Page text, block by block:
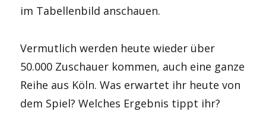
im Tabellenbild anschauen.
Vermutlich werden heute wieder über
50.000 Zuschauer kommen, auch eine ganze
Reihe aus Köln. Was erwartet ihr heute von
dem Spiel? Welches Ergebnis tippt ihr?